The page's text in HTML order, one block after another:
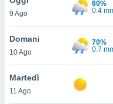
è
al sito
di
ci
di
9 Ago
60%
0.4
Domani
10 Ago
70%
0.7
Martedì
11 Ago